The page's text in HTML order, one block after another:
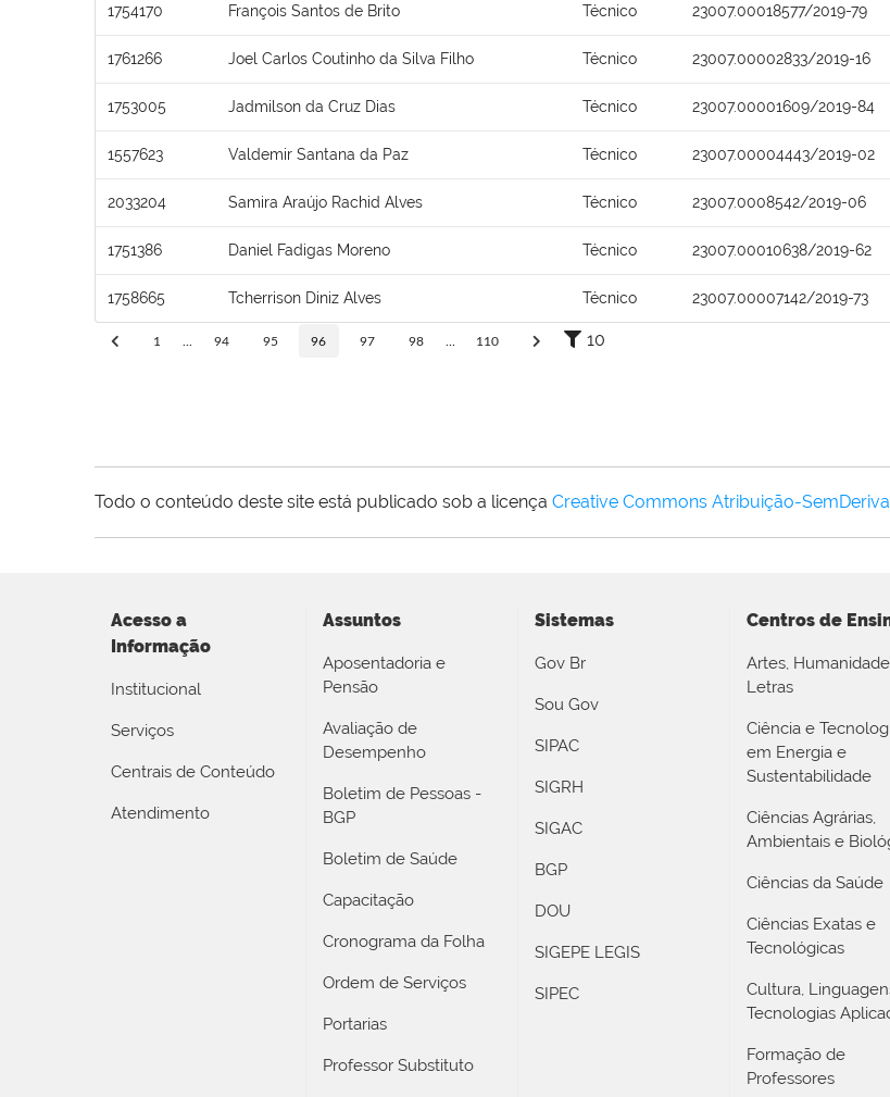
1754170 François Santos de Brito Técnico 23007.00018577/2019-79
1761266 Joel Carlos Coutinho da Silva Filho Técnico 23007.00002833/2019-16
1753005 Jadmilson da Cruz Dias Técnico 23007.00001609/2019-84
1557623 Valdemir Santana da Paz Técnico 23007.00004443/2019-02
2033204 Samira Araújo Rachid Alves Técnico 23007.0008542/2019-06
1751386 Daniel Fadigas Moreno Técnico 23007.00010638/2019-62
1758665 Tcherrison Diniz Alves Técnico 23007.00007142/2019-73
1 94 95 96 97 98 110 10
Todo o conteúdo deste site está publicado sob a licença Creative Commons Atribuição-
Acesso a
Informação
Institucional
Serviços
Centrais de Conteúdo
Atendimento
Assuntos
Aposentadoria e
Pensão
Avaliação de
Desempenho
Boletim de Pessoas -
BGP
Boletim de Saúde
Capacitação
Cronograma da Folha
Ordem de Serviços
Portarias
Professor Substituto
Sistemas
Gov Br
Sou Gov
SIPAC
SIGRH
SIGAC
BGP
DOU
SIGEPE LEGIS
SIPEC
Centros de
Artes,
Letras
Ciência e
em Energia e
Sustentabilidade
Ciências Agrárias,
Ambientais e
Ciências da Saúde
Ciências Exatas e
Tecnológicas
Cultura,
Tecnologias
Formação de
Professores